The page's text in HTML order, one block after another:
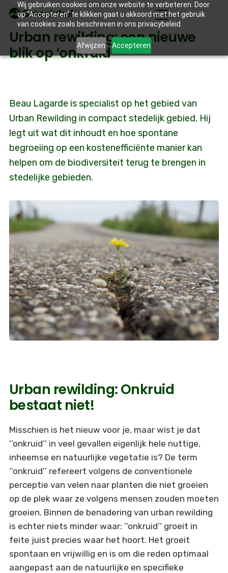
Wij gebruiken cookies om onze website te verbeteren. Door
op “Accepteren” te klikken gaat u akkoord met het gebruik
van cookies zoals beschreven in ons privacybeleid.
Afwijzen Accepteren
Urban rewilding: een nieuwe
blik op ‘onkruid’
Beau Lagarde is specialist op het gebied van
Urban Rewilding in compact stedelijk gebied. Hij
legt uit wat dit inhoudt en hoe spontane
begroeiing op een kostenefficiënte manier kan
helpen om de biodiversiteit terug te brengen in
stedelijke gebieden.
Urban rewilding: Onkruid
bestaat niet!
Misschien is het nieuw voor je, maar wist je dat
‘’onkruid’’ in veel gevallen eigenlijk hele nuttige,
inheemse en natuurlijke vegetatie is? De term
‘’onkruid’’ refereert volgens de conventionele
perceptie van velen naar planten die niet groeien
op de plek waar ze volgens mensen zouden moeten
groeien. Binnen de benadering van urban rewilding
is echter niets minder waar: ‘’onkruid’’ groeit in
feite juist precies waar het hoort. Het groeit
spontaan en vrijwillig en is om die reden optimaal
aangepast aan de natuurlijke en specifieke